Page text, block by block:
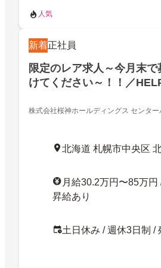
人気
新着正社員
限定のレア求人～今月末
けてください～！！／
０万円稼ぐ！社長秘書で
株式会社桜神ホールディングス センタ
北海道 札幌市中央区
月給30.2万円〜85万円
昇給あり
土日休み / 週休3日制 /